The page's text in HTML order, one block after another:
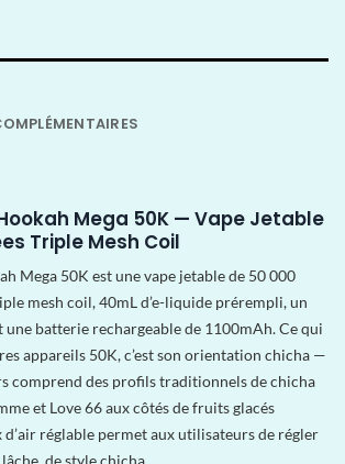
Mega 50K — Vape Jetable
Triple Mesh Coil
Mega 50K est une vape jetable de 50 000
mesh coil, 40mL d’e-liquide prérempli, un
une batterie rechargeable de 1100mAh. Ce qui
appareils 50K, c’est son orientation chicha —
comprend des profils traditionnels de chicha
et Love 66 aux côtés de fruits glacés
d’air réglable permet aux utilisateurs de régler